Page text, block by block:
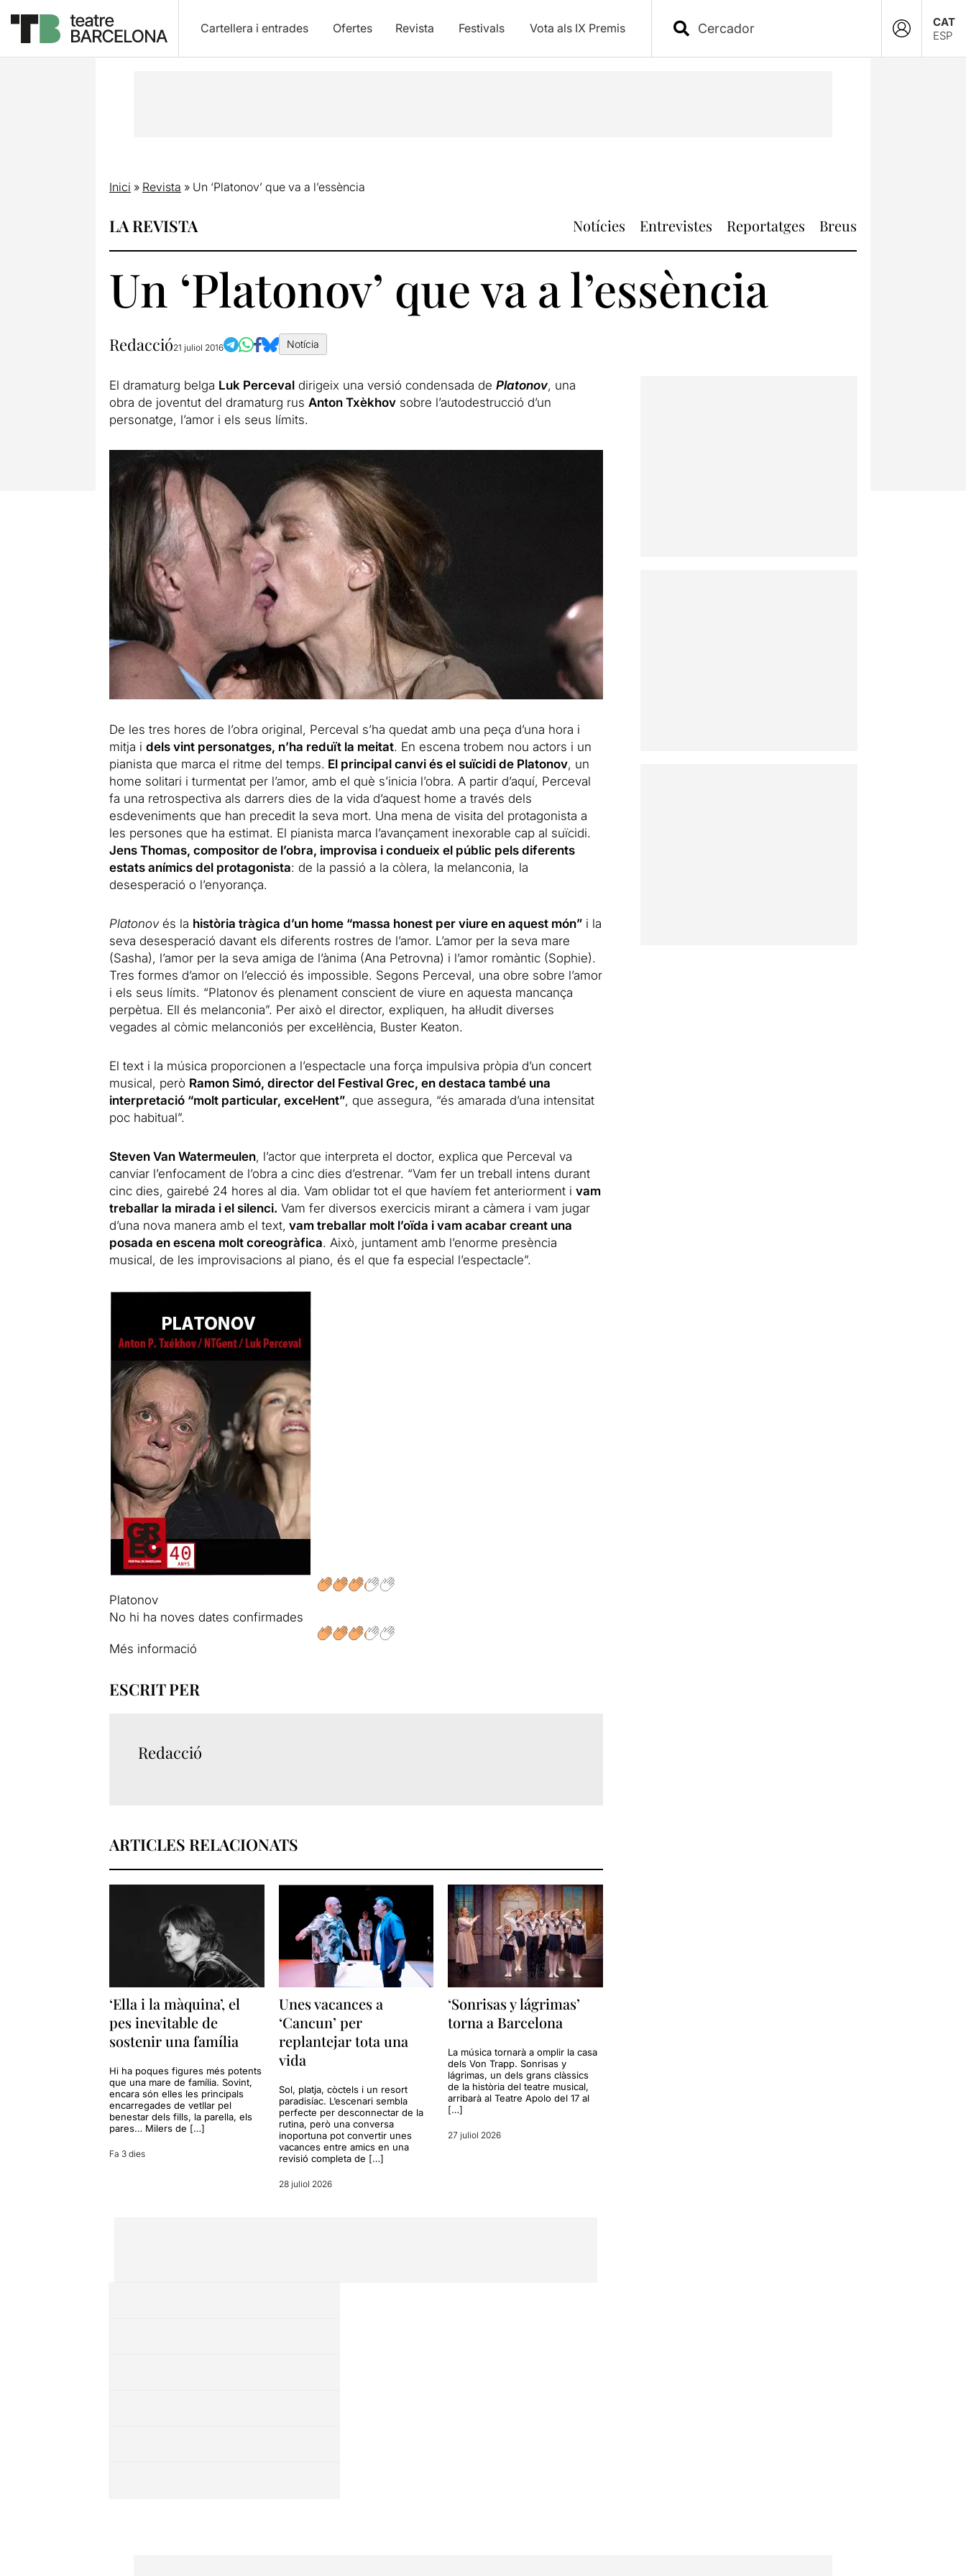
Cartellera i entrades Ofertes Revista Festivals Vota als IX Premis
CAT
ESP
Inici » Revista » Un ‘Platonov’ que va a l’essència
LA REVISTA Notícies Entrevistes Reportatges Breus
Un ‘Platonov’ que va a l’essència
Redacció21 juliol 2016 Notícia
El dramaturg belga Luk Percevaldirigeix una versió condensada de Platonov, una
obra de joventut del dramaturg rus Anton Txèkhovsobre l’autodestrucció d’un
personatge, l’amor i els seus límits.
De les tres hores de l’obra original, Perceval s’ha quedat amb una peça d’una hora i
mitja i dels vint personatges, n’ha reduït la meitat. En escena trobem nou actors i un
pianista que marca el ritme del temps. El principal canvi és el suïcidi de Platonov, un
home solitari i turmentat per l’amor, amb el què s’inicia l’obra. A partir d’aquí, Perceval
fa una retrospectiva als darrers dies de la vida d’aquest home a través dels
esdeveniments que han precedit la seva mort. Una mena de visita del protagonista a
les persones que ha estimat. El pianista marca l’avançament inexorable cap al suïcidi.
Jens Thomas, compositor de l’obra, improvisa i condueix el públic pels diferents
estats anímics del protagonista: de la passió a la còlera, la melanconia, la
desesperació o l’enyorança.
Platonovés la història tràgica d’un home “massa honest per viure en aquest món”i la
seva desesperació davant els diferents rostres de l’amor. L’amor per la seva mare
(Sasha), l’amor per la seva amiga de l’ànima (Ana Petrovna) i l’amor romàntic (Sophie).
Tres formes d’amor on l’elecció és impossible. Segons Perceval, una obre sobre l’amor
i els seus límits. “Platonov és plenament conscient de viure en aquesta mancança
perpètua. Ell és melanconia”. Per això el director, expliquen, ha al·ludit diverses
vegades al còmic melanconiós per excel·lència, Buster Keaton.
El text i la música proporcionen a l’espectacle una força impulsiva pròpia d’un concert
musical, però Ramon Simó, director del Festival Grec, en destaca també una
interpretació “molt particular, excel·lent”, que assegura, “és amarada d’una intensitat
poc habitual”.
Steven Van Watermeulen, l’actor que interpreta el doctor, explica que Perceval va
canviar l’enfocament de l’obra a cinc dies d’estrenar. “Vam fer un treball intens durant
cinc dies, gairebé 24 hores al dia. Vam oblidar tot el que havíem fet anteriorment i vam
treballar la mirada i el silenci. Vam fer diversos exercicis mirant a càmera i vam jugar
d’una nova manera amb el text, vam treballar molt l’oïda i vam acabar creant una
posada en escena molt coreogràfica. Això, juntament amb l’enorme presència
musical, de les improvisacions al piano, és el que fa especial l’espectacle”.
Platonov
No hi ha noves dates confirmades
Més informació
ESCRIT PER
Redacció
ARTICLES RELACIONATS
‘Ella i la màquina’, el
pes inevitable de
sostenir una família
Hi ha poques figures més potents
que una mare de família. Sovint,
encara són elles les principals
encarregades de vetllar pel
benestar dels fills, la parella, els
pares… Milers de […]
Fa 3 dies
Unes vacances a
‘Cancun’ per
replantejar tota una
vida
Sol, platja, còctels i un resort
paradisíac. L’escenari sembla
perfecte per desconnectar de la
rutina, però una conversa
inoportuna pot convertir unes
vacances entre amics en una
revisió completa de […]
28 juliol 2026
‘Sonrisas y lágrimas’
torna a Barcelona
La música tornarà a omplir la casa
dels Von Trapp. Sonrisas y
lágrimas, un dels grans clàssics
de la història del teatre musical,
arribarà al Teatre Apolo del 17 al
[…]
27 juliol 2026